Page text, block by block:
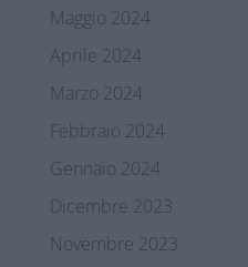
Maggio 2024
Aprile 2024
Marzo 2024
Febbraio 2024
Gennaio 2024
Dicembre 2023
Novembre 2023